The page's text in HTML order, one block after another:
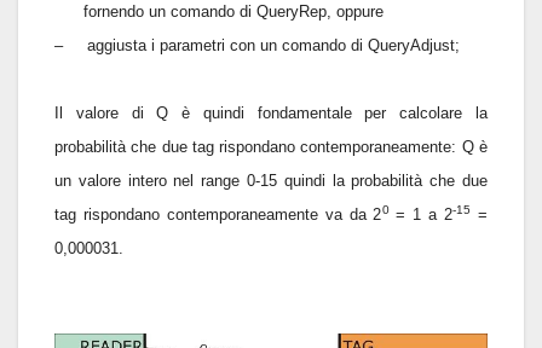
fornendo un comando di QueryRep, oppure
–
aggiusta i parametri con un comando di QueryAdjust;
Il valore di Q è quindi fondamentale per calcolare la
probabilità che due tag rispondano contemporaneamente: Q è
un valore intero nel range 0-15 quindi la probabilità che due
tag rispondano contemporaneamente va da 20= 1 a 2-15
=
0,000031.